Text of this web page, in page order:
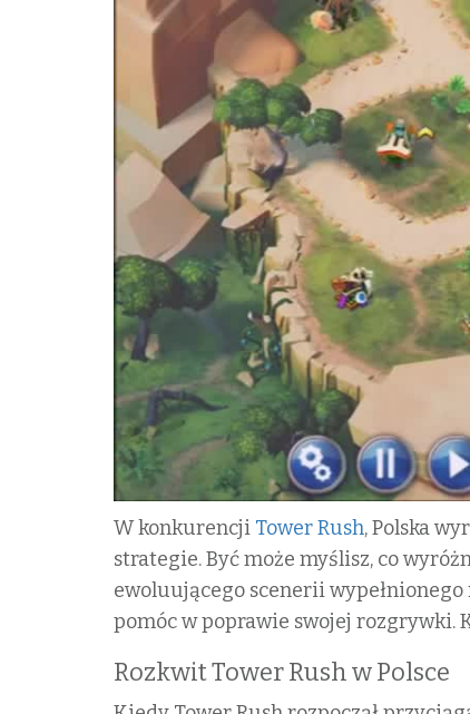
W konkurencji Tower Rush, Polska
strategie. Być może myślisz, co
ewoluującego scenerii
pomóc w poprawie swojej rozgrywki.
Rozkwit Tower Rush w Polsce